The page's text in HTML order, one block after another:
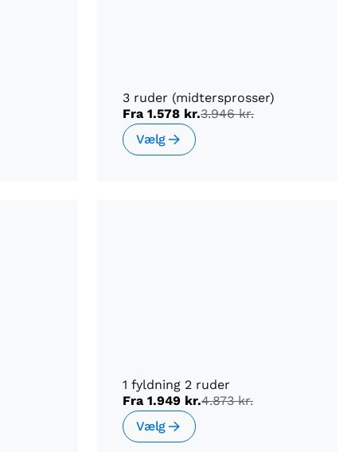
3 ruder (midtersprosser)
Fra 1.578 kr.3.946 kr.
Vælg
1 fyldning 2 ruder
Fra 1.949 kr.4.873 kr.
Vælg